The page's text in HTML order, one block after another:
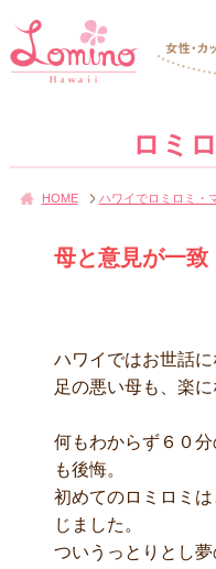
ロミ
HOME ハワイでロミロミ・
母と意見が一致
ハワイではお世話に
足の悪い母も、楽
何もわからず６０
も後悔。
初めてのロミロミ
じました。
ついうっとりとし